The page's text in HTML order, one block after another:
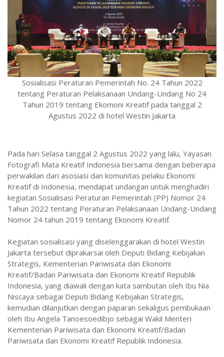
Sosialisasi Peraturan Pemerintah No. 24 Tahun 2022
tentang Peraturan Pelaksanaan Undang-Undang No 24
Tahun 2019 tentang Ekomoni Kreatif pada tanggal 2
Agustus 2022 di hotel Westin Jakarta
Pada hari Selasa tanggal 2 Agustus 2022 yang lalu, Yayasan
Fotografi Mata Kreatif Indonesia bersama dengan beberapa
perwakilan dari asosiasi dan komunitas pelaku Ekonomi
Kreatif di Indonesia, mendapat undangan untuk menghadiri
kegiatan Sosialisasi Peraturan Pemerintah (PP) Nomor 24
Tahun 2022 tentang Peraturan Pelaksanaan Undang-Undang
Nomor 24 tahun 2019 tentang Ekonomi Kreatif.
Kegiatan sosialisasi yang diselenggarakan di hotel Westin
Jakarta tersebut diprakarsai oleh Deputi Bidang Kebijakan
Strategis, Kementerian Pariwisata dan Ekonomi
Kreatif/Badan Pariwisata dan Ekonomi Kreatif Republik
Indonesia, yang diawali dengan kata sambutan oleh Ibu Nia
Niscaya sebagai Deputi Bidang Kebijakan Strategis,
kemudian dilanjutkan dengan paparan sekaligus pembukaan
oleh Ibu Angela Tanoesoedibjo sebagai Wakil Menteri
Kementerian Pariwisata dan Ekonomi Kreatif/Badan
Pariwisata dan Ekonomi Kreatif Republik Indonesia.